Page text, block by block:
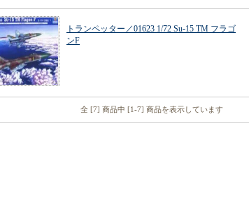
トランペッター／01623 1/72 Su-15 TM フラゴ
ンF
全 [7] 商品中 [1-7] 商品を表示しています